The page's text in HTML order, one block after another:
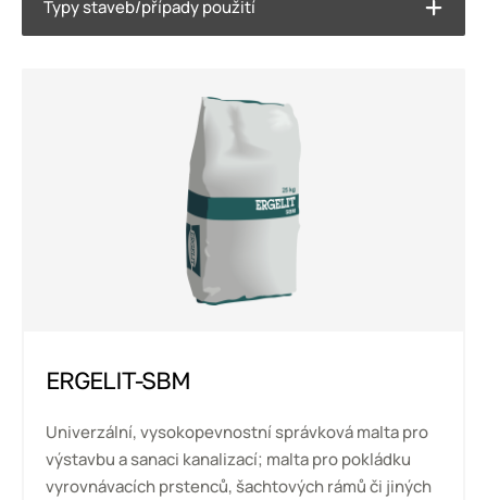
Typy staveb/případy použití
ERGELIT-SBM
Univerzální, vysokopevnostní správková malta pro
výstavbu a sanaci kanalizací; malta pro pokládku
vyrovnávacích prstenců, šachtových rámů či jiných